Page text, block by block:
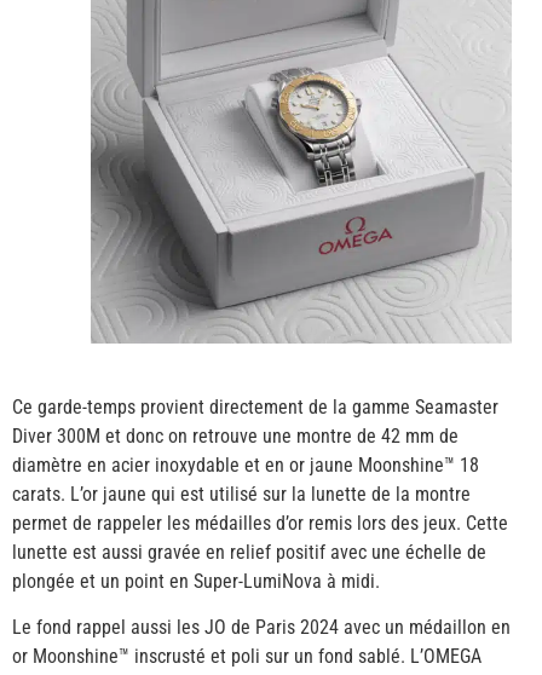
Ce garde-temps provient directement de la gamme Seamaster
Diver 300M et donc on retrouve une montre de 42 mm de
diamètre en acier inoxydable et en or jaune Moonshine™️ 18
carats. L’or jaune qui est utilisé sur la lunette de la montre
permet de rappeler les médailles d’or remis lors des jeux. Cette
lunette est aussi gravée en relief positif avec une échelle de
plongée et un point en Super-LumiNova à midi.
Le fond rappel aussi les JO de Paris 2024 avec un médaillon en
or Moonshine™️ inscrusté et poli sur un fond sablé. L’OMEGA